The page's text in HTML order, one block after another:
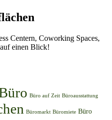
Centern, Coworking Spaces,
einen Blick!
Büro auf Zeit Büroausstattung
Büromarkt Büromiete Büro